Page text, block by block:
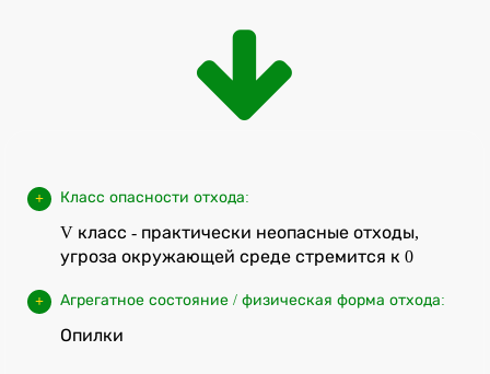
Класс опасности отхода:
V класс - практически неопасные отходы,
угроза окружающей среде стремится к 0
Агрегатное состояние / физическая форма отхода:
Опилки